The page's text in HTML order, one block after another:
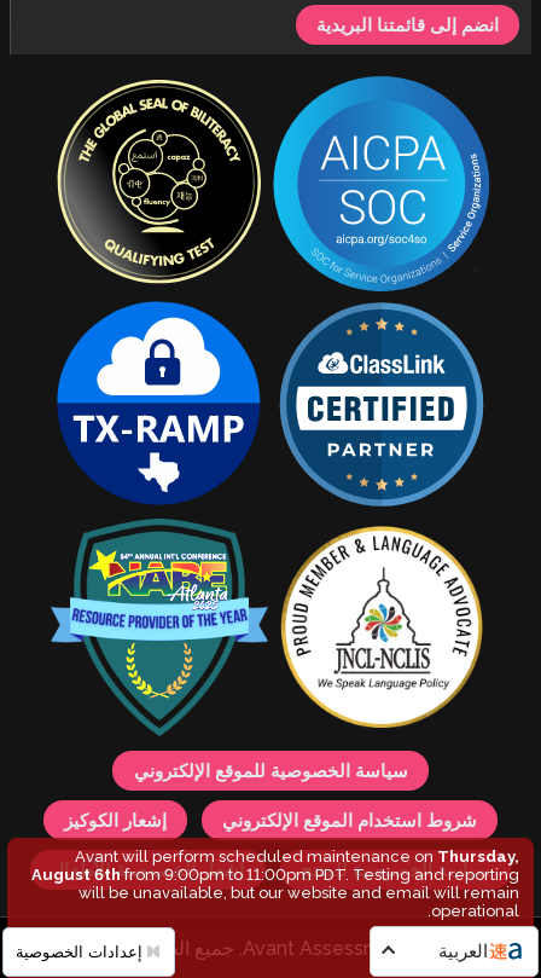
العربية
انضم إلى قائمتنا البريدية
سياسة الخصوصية للموقع الإلكتروني
شروط استخدام الموقع الإلكتروني إشعار الكوكيز
سياسة الخصوصية للمنتج إشعار الخصوصية للأطفال
© 2026 Avant Assessment. جميع الحقوق محفوظة.
Avant will perform scheduled maintenance on Thursday,
August 6thfrom 9:00pm to 11:00pm PDT. Testing and reporting
will be unavailable, but our website and email will remain
operational.